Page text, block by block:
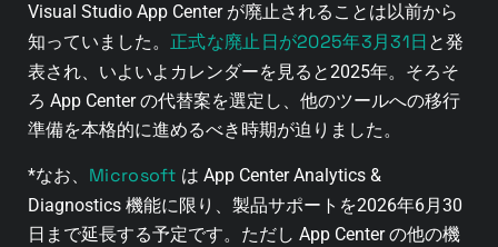
Visual Studio App Center が廃止されることは以前から
知っていました。 正式な廃止日が2025年3月31日 と発
表され、いよいよカレンダーを見ると2025年。 そろそ
ろ App Center の代替案を選定し、他のツールへの移行
準備を本格的に進めるべき時期が迫りました。
*なお、 Microsoft は App Center Analytics &
Diagnostics 機能に限り、製品サポートを2026年6月30
日まで延長する予定です。ただし App Center の他の機